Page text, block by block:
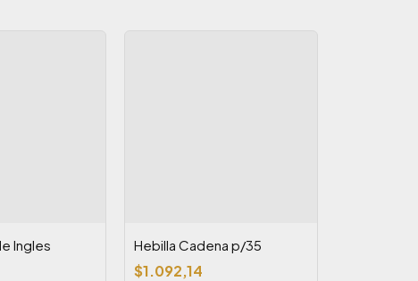
Ingles Hebilla Cadena p/35
$1.092,14